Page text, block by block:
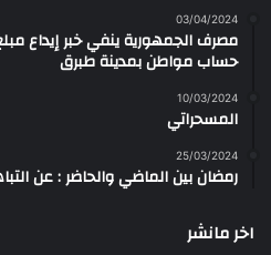
03/04/2024
مصرف الجمهورية ينفي خبر إيداع
حساب مواطن بمدينة طبرق
10/03/2024
المسحراتي
25/03/2024
رمضان بين الماضي والحاضر : عن
اخر مانشر